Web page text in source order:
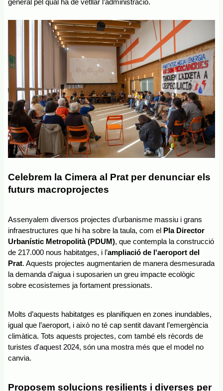
general pel qual ha de vetllar l’administració.
Celebrem la Cimera al Prat per denunciar els
futurs macroprojectes
Assenyalem diversos projectes d'urbanisme massiu i grans
infraestructures que hi ha sobre la taula, com el
Pla Director
Urbanístic Metropolità (PDUM), que contempla la construcció
de 217.000 nous habitatges, i l’ampliació de l'aeroport del
Prat. Aquests projectes augmentarien de manera desmesurada
la demanda d’aigua i suposarien un greu impacte ecològic
sobre ecosistemes ja fortament pressionats.
Molts d’aquests habitatges es planifiquen en zones inundables,
igual que l’aeroport, i això no té cap sentit davant l’emergència
climàtica. Tots aquests projectes, com també els rècords de
turistes d'aquest 2024, són una mostra més que el model no
canvia.
Proposem solucions resilients i diverses per